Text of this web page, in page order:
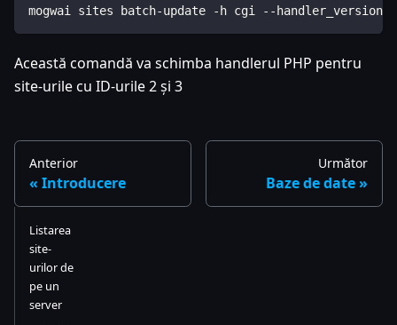
mogwai sites batch-update -h cgi --
Această comandă va schimba handlerul PHP pentru
site-urile cu ID-urile 2 și 3
Anterior
Introducere
Următor
Baze de date
Listarea
site-
urilor de
pe un
server